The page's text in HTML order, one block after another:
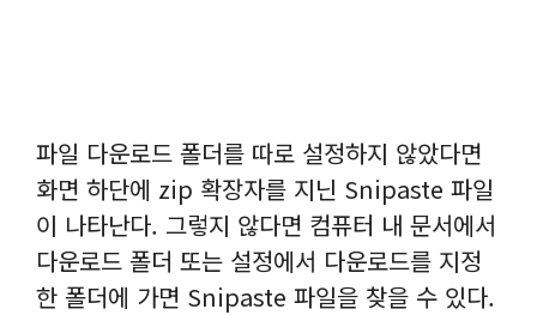
파일 다운로드 폴더를 따로 설정하지 않았다면
화면 하단에 zip 확장자를 지닌 Snipaste 파일
이 나타난다. 그렇지 않다면 컴퓨터 내 문서에서
다운로드 폴더 또는 설정에서 다운로드를 지정
한 폴더에 가면 Snipaste 파일을 찾을 수 있다.